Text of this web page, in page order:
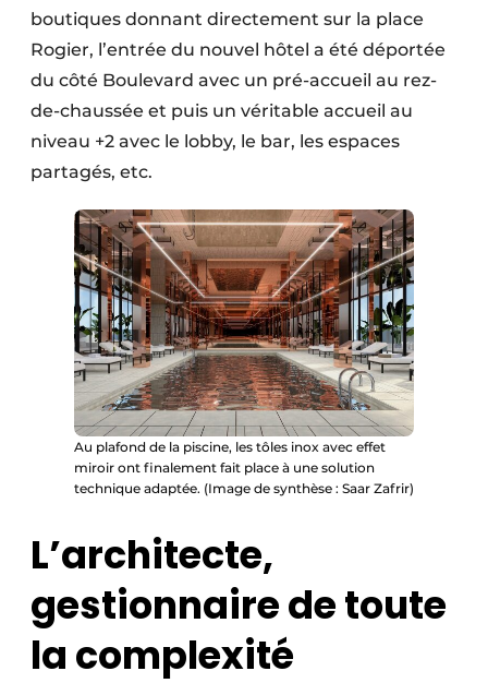
boutiques donnant directement sur la place
Rogier, l’entrée du nouvel hôtel a été déportée
du côté Boulevard avec un pré-accueil au rez-
de-chaussée et puis un véritable accueil au
niveau +2 avec le lobby, le bar, les espaces
partagés, etc.
Au plafond de la piscine, les tôles inox avec effet
miroir ont finalement fait place à une solution
technique adaptée. (Image de synthèse : Saar Zafrir)
L’architecte,
gestionnaire de toute
la complexité